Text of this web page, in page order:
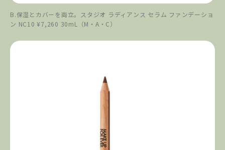
B.保湿とカバーを両立。スタジオ ラディアンス セラム ファンデーショ
ン NC10 ¥7,260 30mL（M・A・C）